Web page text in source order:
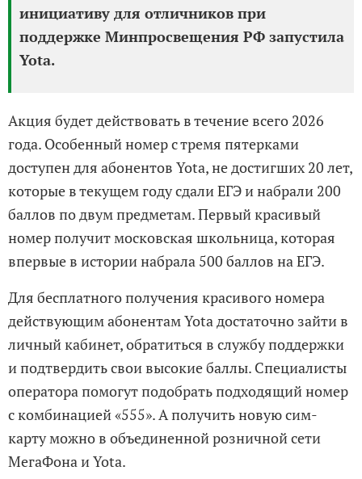
инициативу для отличников при
поддержке Минпросвещения РФ запустила
Yota.
Акция будет действовать в течение всего 2026
года. Особенный номер с тремя пятерками
доступен для абонентов Yota, не достигших 20 лет,
которые в текущем году сдали ЕГЭ и набрали 200
баллов по двум предметам. Первый красивый
номер получит московская школьница, которая
впервые в истории набрала 500 баллов на ЕГЭ.
Для бесплатного получения красивого номера
действующим абонентам Yota достаточно зайти в
личный кабинет, обратиться в службу поддержки
и подтвердить свои высокие баллы. Специалисты
оператора помогут подобрать подходящий номер
с комбинацией «555». А получить новую сим-
карту можно в объединенной розничной сети
МегаФона и Yota.